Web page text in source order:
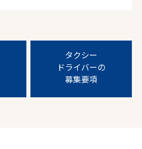
タクシー
ドライバーの
募集要項